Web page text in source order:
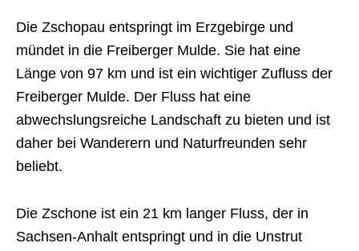
Die Zschopau entspringt im Erzgebirge und
mündet in die Freiberger Mulde. Sie hat eine
Länge von 97 km und ist ein wichtiger Zufluss der
Freiberger Mulde. Der Fluss hat eine
abwechslungsreiche Landschaft zu bieten und ist
daher bei Wanderern und Naturfreunden sehr
beliebt.
Die Zschone ist ein 21 km langer Fluss, der in
Sachsen-Anhalt entspringt und in die Unstrut